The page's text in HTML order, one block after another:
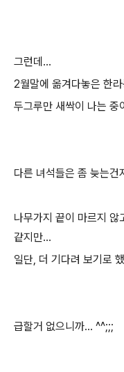
그런데...
2월말에 옮겨다놓은 한
두그루만 새싹이 나는 중
다른 녀석들은 좀 늦는건
나무가지 끝이 마르지 않
같지만...
일단, 더 기다려 보기로
급할거 없으니까... ^^;;;